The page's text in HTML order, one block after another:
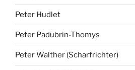
Peter Hudlet
Peter Padubrin-Thomys
Peter Walther (Scharfrichter)